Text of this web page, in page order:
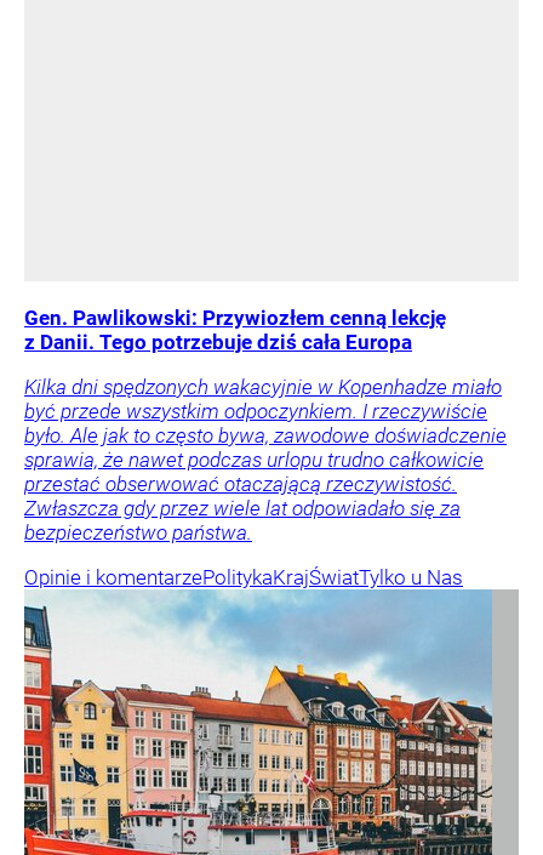
Gen. Pawlikowski: Przywiozłem cenną lekcję
z Danii. Tego potrzebuje dziś cała Europa
Kilka dni spędzonych wakacyjnie w Kopenhadze miało
być przede wszystkim odpoczynkiem. I rzeczywiście
było. Ale jak to często bywa, zawodowe doświadczenie
sprawia, że nawet podczas urlopu trudno całkowicie
przestać obserwować otaczającą rzeczywistość.
Zwłaszcza gdy przez wiele lat odpowiadało się za
bezpieczeństwo państwa.
Opinie i komentarzePolitykaKrajŚwiatTylko u Nas